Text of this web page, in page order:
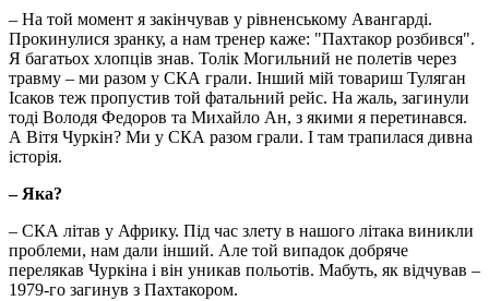
– На той момент я закінчував у рівненському Авангарді.
Прокинулися зранку, а нам тренер каже: "Пахтакор розбився".
Я багатьох хлопців знав. Толік Могильний не полетів через
травму – ми разом у СКА грали. Інший мій товариш Туляган
Ісаков теж пропустив той фатальний рейс. На жаль, загинули
тоді Володя Федоров та Михайло Ан, з якими я перетинався.
А Вітя Чуркін? Ми у СКА разом грали. І там трапилася дивна
історія.
– Яка?
– СКА літав у Африку. Під час злету в нашого літака виникли
проблеми, нам дали інший. Але той випадок добряче
перелякав Чуркіна і він уникав польотів. Мабуть, як відчував –
1979-го загинув з Пахтакором.